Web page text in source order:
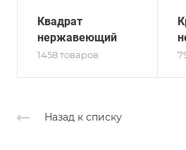
Квадрат
нержавеющий
1458 товаров
Назад к списку